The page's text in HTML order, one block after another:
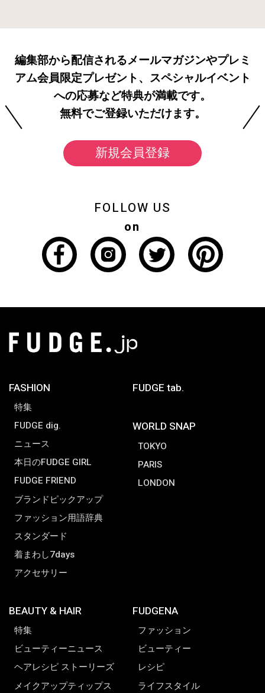
編集部から配信されるメールマガジンやプレミ
アム会員限定プレゼント、スペシャルイベント
への応募など特典が満載です。
無料でご登録いただけます。
新規会員登録
FOLLOW US
on
FASHION
特集
FUDGE dig.
ニュース
本日のFUDGE GIRL
FUDGE FRIEND
ブランドピックアップ
ファッション用語辞典
スタンダード
着まわし7days
アクセサリー
FUDGE tab.
WORLD SNAP
TOKYO
PARIS
LONDON
BEAUTY & HAIR
特集
ビューティーニュース
ヘアレシピ ストーリーズ
メイクアップティップス
FUDGENA
ファッション
ビューティー
レシピ
ライフスタイル